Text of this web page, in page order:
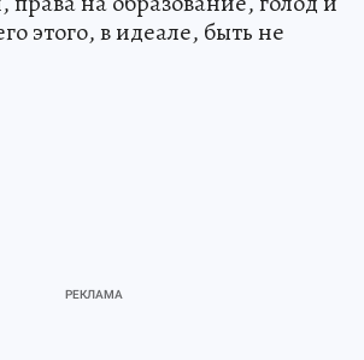
этого, в идеале, быть не